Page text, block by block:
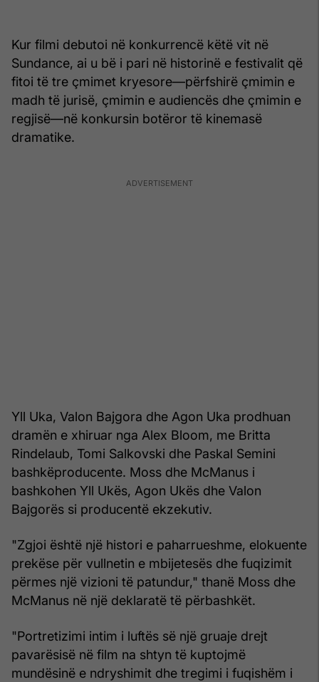
Kur filmi debutoi në konkurrencë këtë vit në
Sundance, ai u bë i pari në historinë e festivalit që
fitoi të tre çmimet kryesore—përfshirë çmimin e
madh të jurisë, çmimin e audiencës dhe çmimin e
regjisë—në konkursin botëror të kinemasë
dramatike.
Yll Uka, Valon Bajgora dhe Agon Uka prodhuan
dramën e xhiruar nga Alex Bloom, me Britta
Rindelaub, Tomi Salkovski dhe Paskal Semini
bashkëproducente. Moss dhe McManus i
bashkohen Yll Ukës, Agon Ukës dhe Valon
Bajgorës si producentë ekzekutiv.
"Zgjoi është një histori e paharrueshme, elokuente
prekëse për vullnetin e mbijetesës dhe fuqizimit
përmes një vizioni të patundur," thanë Moss dhe
McManus në një deklaratë të përbashkët.
"Portretizimi intim i luftës së një gruaje drejt
pavarësisë në film na shtyn të kuptojmë
mundësinë e ndryshimit dhe tregimi i fuqishëm i